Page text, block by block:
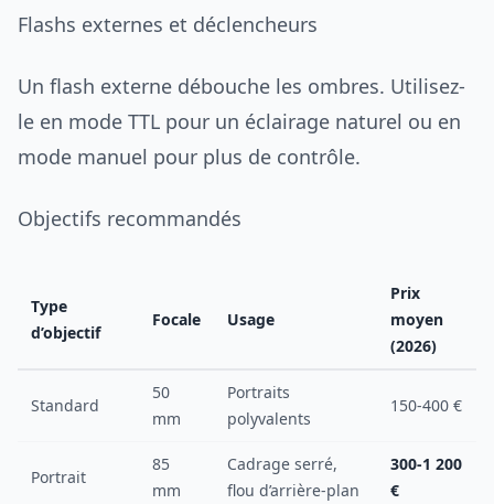
Flashs externes et déclencheurs
Un flash externe débouche les ombres. Utilisez-
le en mode TTL pour un éclairage naturel ou en
mode manuel pour plus de contrôle.
Objectifs recommandés
Type
d’objectif
Focale Usage
Prix
moyen
(2026)
Standard
50
mm
Portraits
polyvalents
150-400 €
Portrait
85
mm
Cadrage serré,
flou d’arrière-plan
300-1 200
€